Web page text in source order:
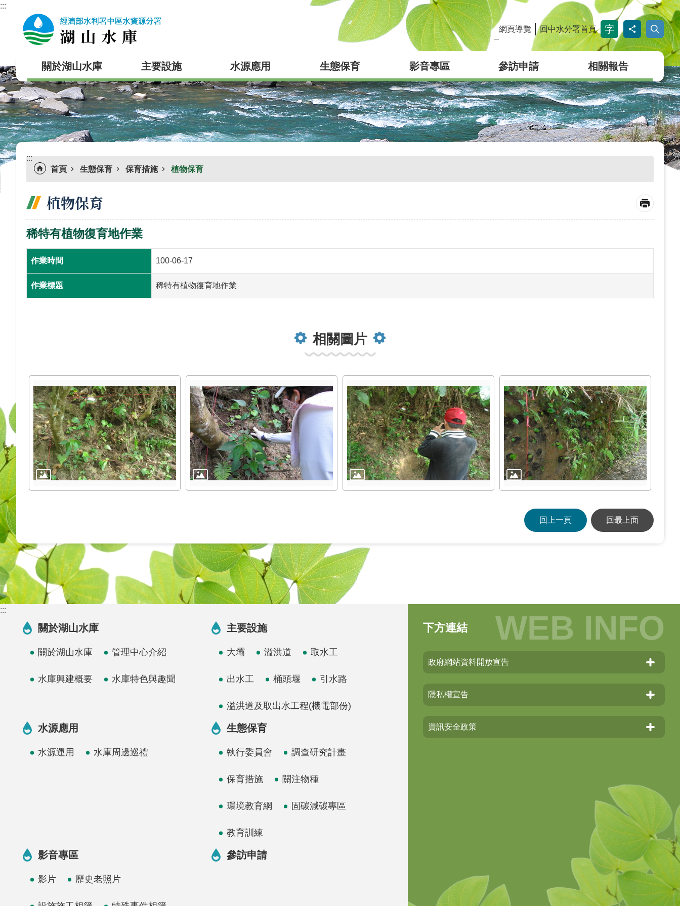
跳到主要內容區塊
:::
網頁導覽 回中水分署首頁
關於湖山水庫 主要設施 水源應用 生態保育 影音專區 參訪申請 相關報告
:::
首頁
生態保育 保育措施 植物保育
植物保育
稀特有植物復育地作業
作業時間 100-06-17
作業標題 稀特有植物復育地作業
相關圖片
回上一頁 回最上面
:::
關於湖山水庫
關於湖山水庫 管理中心介紹
水庫興建概要 水庫特色與趣聞
主要設施
大壩 溢洪道 取水工
出水工 桶頭堰 引水路
溢洪道及取出水工程(機電部份)
水源應用
水源運用 水庫周邊巡禮
生態保育
執行委員會 調查研究計畫
保育措施 關注物種
環境教育網 固碳減碳專區
教育訓練
影音專區
影片 歷史老照片
參訪申請
下方連結
政府網站資料開放宣告
隱私權宣告
資訊安全政策